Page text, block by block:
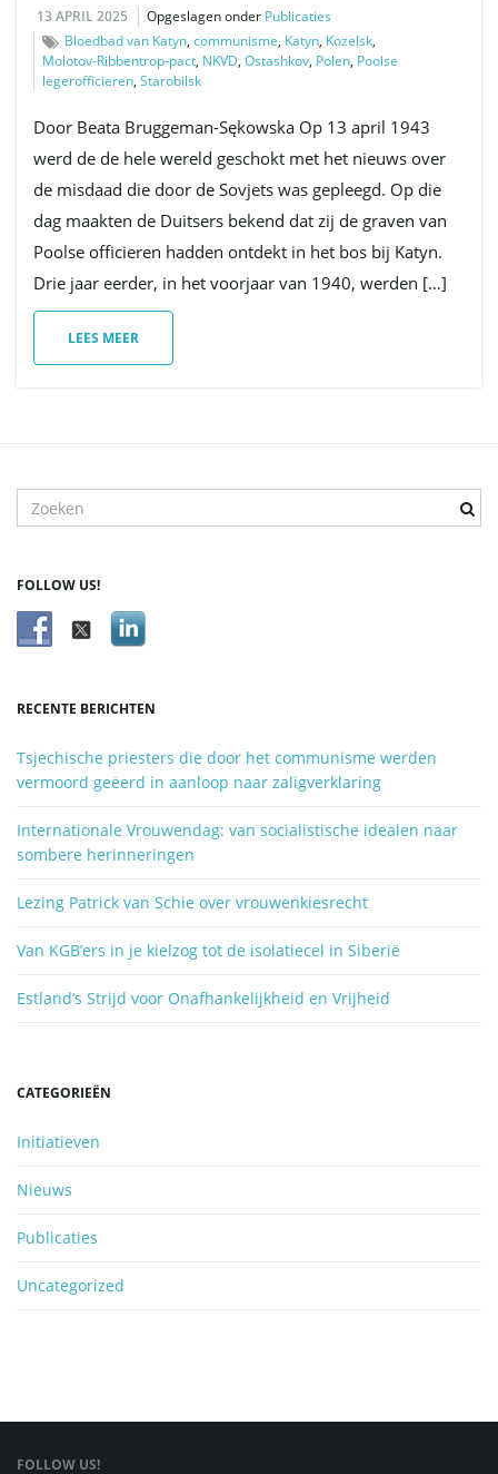
13 APRIL 2025 Opgeslagen onder Publicaties
Bloedbad van Katyn, communisme, Katyn, Kozelsk,
Molotov-Ribbentrop-pact, NKVD, Ostashkov, Polen, Poolse
legerofficieren, Starobilsk
Door Beata Bruggeman-Sękowska Op 13 april 1943
werd de de hele wereld geschokt met het nieuws over
de misdaad die door de Sovjets was gepleegd. Op die
dag maakten de Duitsers bekend dat zij de graven van
Poolse officieren hadden ontdekt in het bos bij Katyn.
Drie jaar eerder, in het voorjaar van 1940, werden […]
LEES MEER
r
o
z
e
k
n
.
FOLLOW US!
RECENTE BERICHTEN
Tsjechische priesters die door het communisme werden
vermoord geëerd in aanloop naar zaligverklaring
Internationale Vrouwendag: van socialistische idealen naar
sombere herinneringen
Lezing Patrick van Schie over vrouwenkiesrecht
Van KGB’ers in je kielzog tot de isolatiecel in Siberië
Estland’s Strijd voor Onafhankelijkheid en Vrijheid
CATEGORIEËN
Initiatieven
Nieuws
Publicaties
Uncategorized
FOLLOW US!